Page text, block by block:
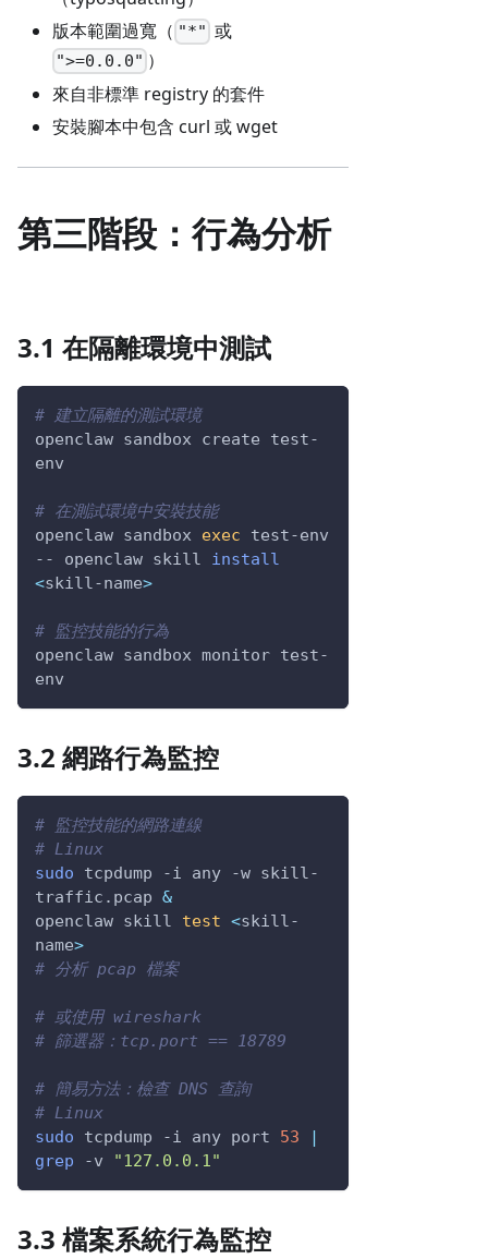
版本範圍過寬（ "*" 或
">=0.0.0" ）
來自非標準 registry 的套件
安裝腳本中包含 curl 或 wget
第三階段：行為分析
3.1 在隔離環境中測試
# 建立隔離的測試環境
openclaw sandbox create test-
env
# 在測試環境中安裝技能
openclaw sandbox exec test-env
-- openclaw skill install
<skill-name>
# 監控技能的行為
openclaw sandbox monitor test-
env
3.2 網路行為監控
# 監控技能的網路連線
# Linux
sudo tcpdump -i any -w skill-
traffic.pcap &
openclaw skill test <skill-
name>
# 分析 pcap 檔案
# 或使用 wireshark
# 篩選器：tcp.port == 18789
# 簡易方法：檢查 DNS 查詢
# Linux
sudo tcpdump -i any port 53
|
grep
-v "127.0.0.1"
3.3 檔案系統行為監控